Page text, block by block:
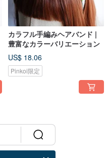
カラフル手編みヘアバンド |
豊富なカラーバリエーション
US$ 18.06
Pinkoi限定